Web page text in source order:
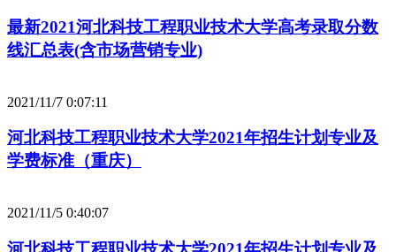
最新2021河北科技工程职业技术大学高考录取分数
线汇总表(含市场营销专业)
2021/11/7 0:07:11
河北科技工程职业技术大学2021年招生计划专业及
学费标准（重庆）
2021/11/5 0:40:07